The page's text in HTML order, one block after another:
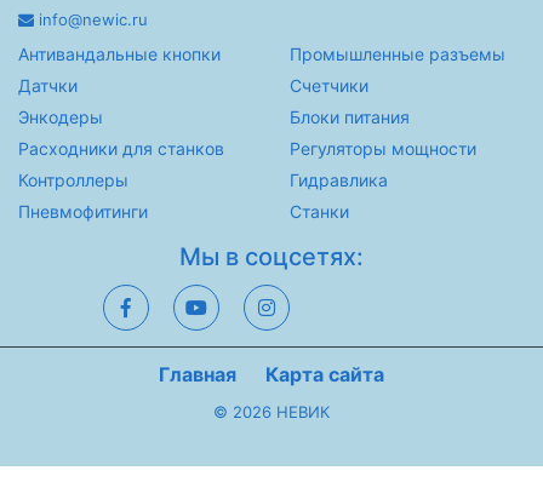
info@newic.ru
Антивандальные кнопки
Датчки
Энкодеры
Расходники для станков
Контроллеры
Пневмофитинги
Промышленные разъемы
Счетчики
Блоки питания
Регуляторы мощности
Гидравлика
Станки
Мы в соцсетях:
Главная Карта сайта
© 2026 НЕВИК